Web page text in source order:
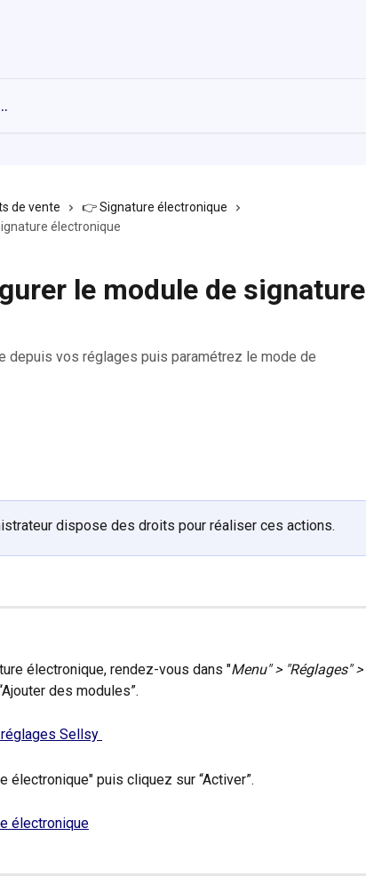
de vente
👉 Signature électronique
électronique
le module de signature
depuis vos réglages puis paramétrez le mode de
dispose des droits pour réaliser ces actions.
électronique, rendez-vous dans "Menu" > "Réglages" >
des modules”.
électronique" puis cliquez sur “Activer”.